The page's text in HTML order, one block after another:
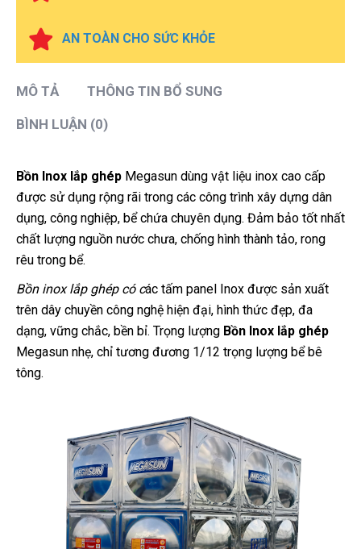
AN TOÀN CHO SỨC KHỎE
MÔ TẢ THÔNG TIN BỔ SUNG
BÌNH LUẬN (0)
Bồn Inox lắp ghép Megasun dùng vật liệu inox cao cấp
được sử dụng rộng rãi trong các công trình xây dựng dân
dụng, công nghiệp, bể chứa chuyên dụng. Đảm bảo tốt nhất
chất lượng nguồn nước chưa, chống hình thành tảo, rong
rêu trong bể.
Bồn inox lắp ghép có các tấm panel Inox được sản xuất
trên dây chuyền công nghệ hiện đại, hình thức đẹp, đa
dạng, vững chắc, bền bỉ. Trọng lượng Bồn Inox lắp ghép
Megasun nhẹ, chỉ tương đương 1/12 trọng lượng bể bê
tông.